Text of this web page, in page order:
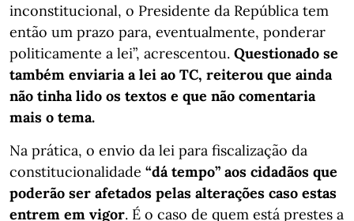
inconstitucional, o Presidente da República tem
então um prazo para, eventualmente, ponderar
politicamente a lei”, acrescentou. Questionado se
também enviaria a lei ao TC, reiterou que ainda
não tinha lido os textos e que não comentaria
mais o tema.
Na prática, o envio da lei para fiscalização da
constitucionalidade “dá tempo” aos cidadãos que
poderão ser afetados pelas alterações caso estas
entrem em vigor. É o caso de quem está prestes a